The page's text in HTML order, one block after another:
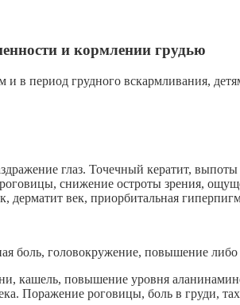
и кормлении грудью
в период грудного вскармливания,
глаз. Точечный кератит,
роговицы, снижение остроты зрения,
дерматит век, приорбитальная
боль, головокружение, повышение
кашель, повышение уровня
Поражение роговицы, боль в груди,